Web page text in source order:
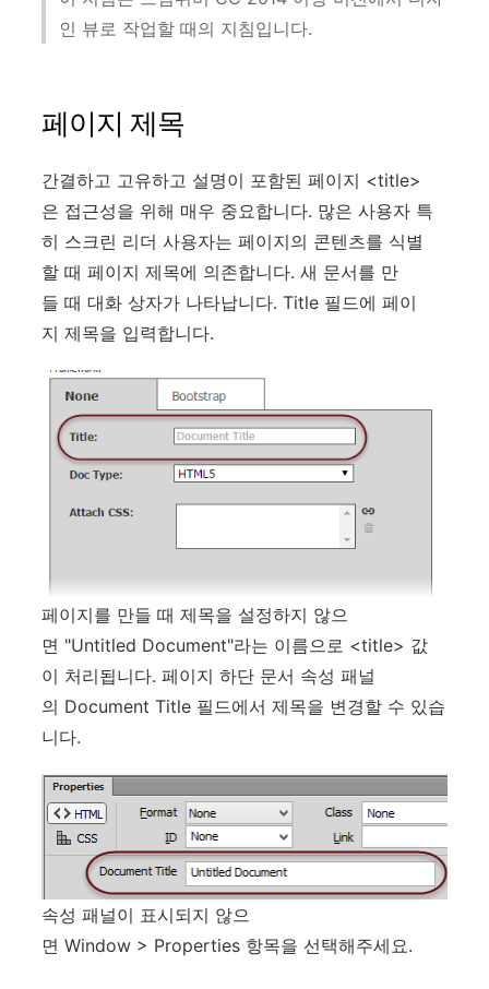
인 뷰로 작업할 때의 지침입니다.
페이지 제목
간결하고 고유하고 설명이 포함된 페이지 <title>
은 접근성을 위해 매우 중요합니다. 많은 사용자 특
히 스크린 리더 사용자는 페이지의 콘텐츠를 식별
할 때 페이지 제목에 의존합니다. 새 문서를 만
들 때 대화 상자가 나타납니다. Title 필드에 페이
지 제목을 입력합니다.
페이지를 만들 때 제목을 설정하지 않으
면 "Untitled Document"라는 이름으로 <title> 값
이 처리됩니다. 페이지 하단 문서 속성 패널
의 Document Title 필드에서 제목을 변경할 수 있습
니다.
속성 패널이 표시되지 않으
면 Window > Properties 항목을 선택해주세요.